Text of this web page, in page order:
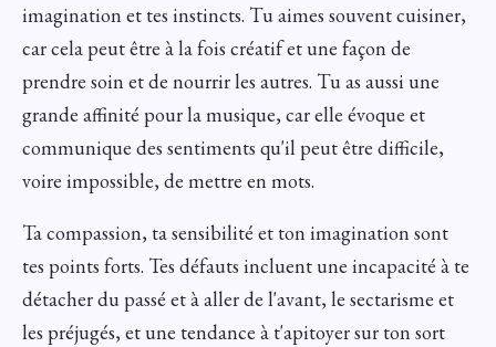
imagination et tes instincts. Tu aimes souvent cuisiner,
car cela peut être à la fois créatif et une façon de
prendre soin et de nourrir les autres. Tu as aussi une
grande affinité pour la musique, car elle évoque et
communique des sentiments qu'il peut être difficile,
voire impossible, de mettre en mots.
Ta compassion, ta sensibilité et ton imagination sont
tes points forts. Tes défauts incluent une incapacité à te
détacher du passé et à aller de l'avant, le sectarisme et
les préjugés, et une tendance à t'apitoyer sur ton sort